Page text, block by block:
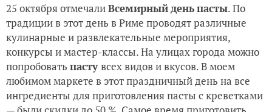
К "моему полку - прибыло"! Получен приз - гриль пресс
Цветочный парад в Голландии
25 октября отмечалиВсемирныйденьпасты. По
традиции в этот день в Риме проводят различные
кулинарные и развлекательные мероприятия,
конкурсы и мастер-классы. На улицах города можно
попробовать пастувсех видов и вкусов. В моем
любимом маркете в этот праздничный день на все
ингредиенты для приготовления пасты с креветками